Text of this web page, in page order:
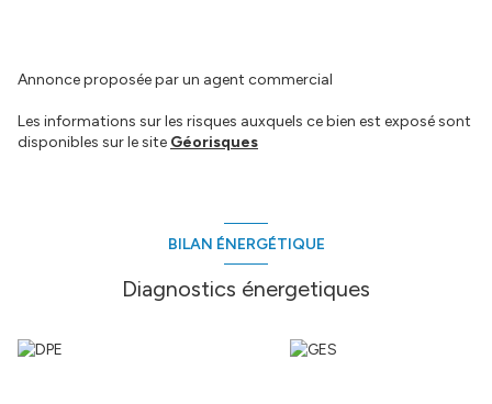
Annonce proposée par un agent commercial
Les informations sur les risques auxquels ce bien est exposé sont
disponibles sur le site Géorisques
BILAN ÉNERGÉTIQUE
Diagnostics énergetiques